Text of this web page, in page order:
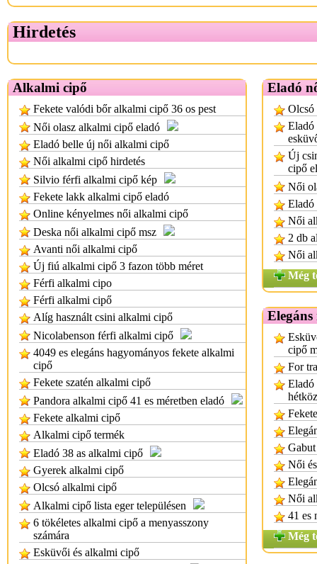
Hirdetés
Alkalmi cipő
Fekete valódi bőr alkalmi cipő 36 os pest
Női olasz alkalmi cipő eladó
Eladó belle új női alkalmi cipő
Női alkalmi cipő hirdetés
Silvio férfi alkalmi cipő kép
Fekete lakk alkalmi cipő eladó
Online kényelmes női alkalmi cipő
Deska női alkalmi cipő msz
Avanti női alkalmi cipő
Új fiú alkalmi cipő 3 fazon több méret
Férfi alkalmi cipo
Férfi alkalmi cipő
Alíg használt csini alkalmi cipő
Nicolabenson férfi alkalmi cipő
4049 es elegáns hagyományos fekete alkalmi
cipő
Fekete szatén alkalmi cipő
Pandora alkalmi cipő 41 es méretben eladó
Fekete alkalmi cipő
Alkalmi cipő termék
Eladó 38 as alkalmi cipő
Gyerek alkalmi cipő
Olcsó alkalmi cipő
Alkalmi cipő lista eger településen
6 tökéletes alkalmi cipő a menyasszony
számára
Esküvői és alkalmi cipő
Eladó
Olcsó
Eladó
Új
cipő
Női
Eladó
Női
2 db
Női
Még
cipő
For
Eladó
Női
Női
41 es
Még